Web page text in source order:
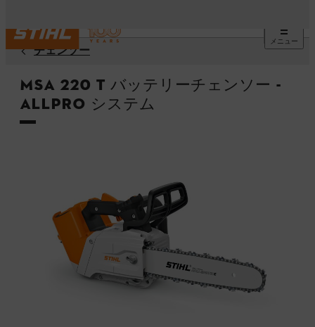
メニュー
チェンソー
MSA 220 T バッテリーチェンソー -
ALLPRO システム